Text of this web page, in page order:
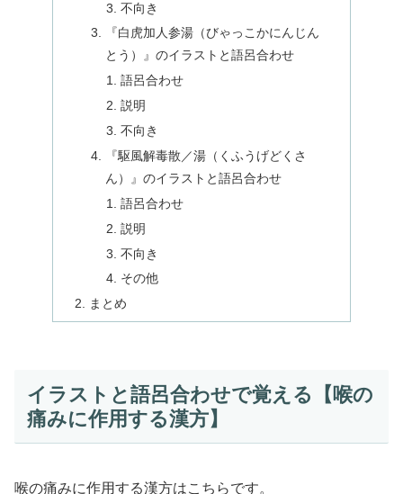
不向き
『白虎加人参湯（びゃっこかにんじん
とう）』のイラストと語呂合わせ
語呂合わせ
説明
不向き
『駆風解毒散／湯（くふうげどくさ
ん）』のイラストと語呂合わせ
語呂合わせ
説明
不向き
その他
まとめ
イラストと語呂合わせで覚える【喉の
痛みに作用する漢方】
喉の痛みに作用する漢方はこちらです。